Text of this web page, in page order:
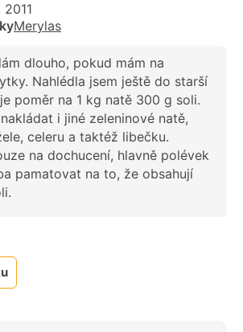
Merylas
dlouho, pokud mám na
Nahlédla jsem ještě do starší
poměr na 1 kg natě 300 g soli.
i jiné zeleninové natě,
celeru a taktéž libečku.
na dochucení, hlavně polévek
pamatovat na to, že obsahují